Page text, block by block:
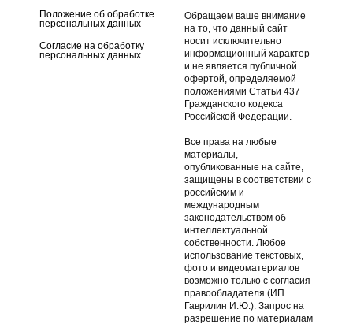
Положение об обработке
персональных данных
Согласие на обработку
персональных данных
Обращаем ваше внимание
на то, что данный сайт
носит исключительно
информационный характер
и не является публичной
офертой, определяемой
положениями Статьи 437
Гражданского кодекса
Российской Федерации.
Все права на любые
материалы,
опубликованные на сайте,
защищены в соответствии с
российским и
международным
законодательством об
интеллектуальной
собственности. Любое
использование текстовых,
фото и видеоматериалов
возможно только с согласия
правообладателя (ИП
Гаврилин И.Ю.). Запрос на
разрешение по материалам